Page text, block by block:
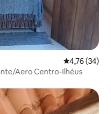
4,76 de uma
4,76 (34)
Aero Centro-Ilhéus